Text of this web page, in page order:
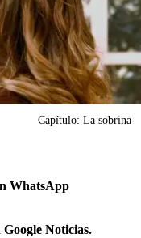
Capítulo: La sobrina
WhatsApp
Noticias.